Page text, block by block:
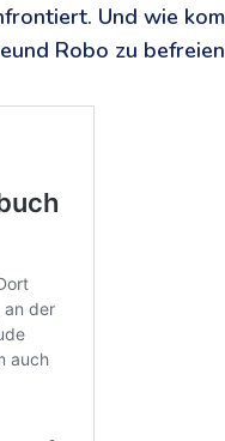
Und wie
Robo zu